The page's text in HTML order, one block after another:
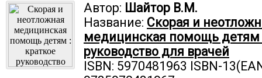
Автор: Шайтор В.М.
Название: Скорая и
медицинская помощь детям
руководство для врачей
ISBN: 5970481963 ISBN-